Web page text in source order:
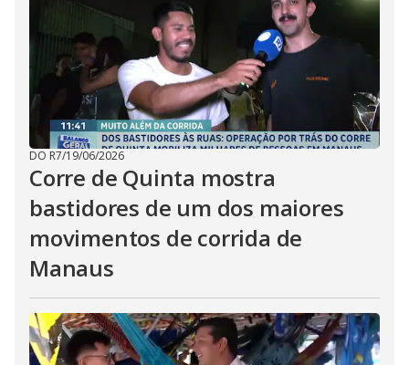
DO R7/19/06/2026
Corre de Quinta mostra
bastidores de um dos maiores
movimentos de corrida de
Manaus